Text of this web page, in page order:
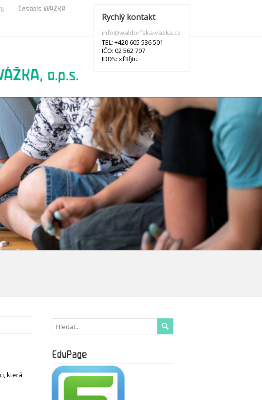
Časopis WÁŽKA
Rychlý kontakt
info@waldorfska-vazka.cz
TEL: +420 605 536 501
IČO: 02 562 707
IDDS: xf3fjtu
která
EduPage